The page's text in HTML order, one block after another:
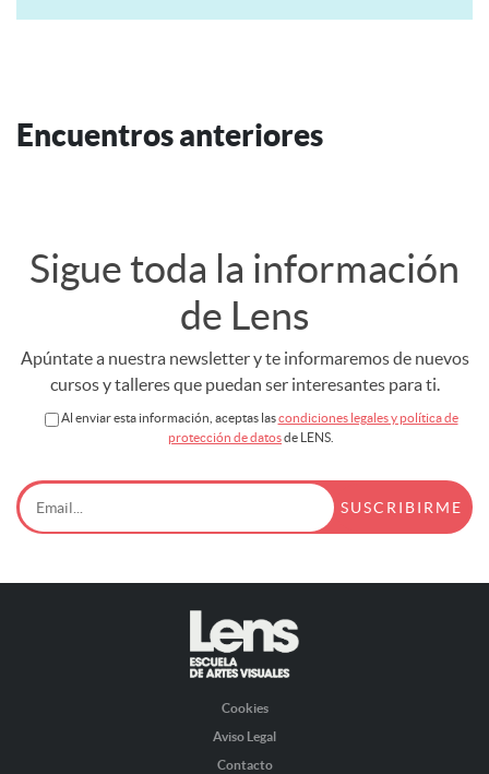
Encuentros anteriores
Sigue toda la información
de Lens
Apúntate a nuestra newsletter y te informaremos de nuevos
cursos y talleres que puedan ser interesantes para ti.
Al enviar esta información, aceptas lascondiciones legales y política de
protección de datosde LENS.
Cookies
Aviso Legal
Contacto